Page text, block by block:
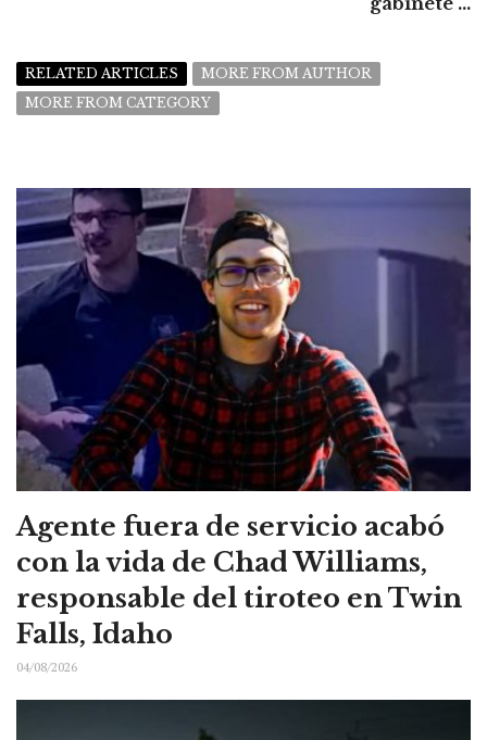
RELATED ARTICLES
MORE FROM AUTHOR
MORE FROM CATEGORY
Agente fuera de servicio acabó
con la vida de Chad Williams,
responsable del tiroteo en Twin
Falls, Idaho
04/08/2026